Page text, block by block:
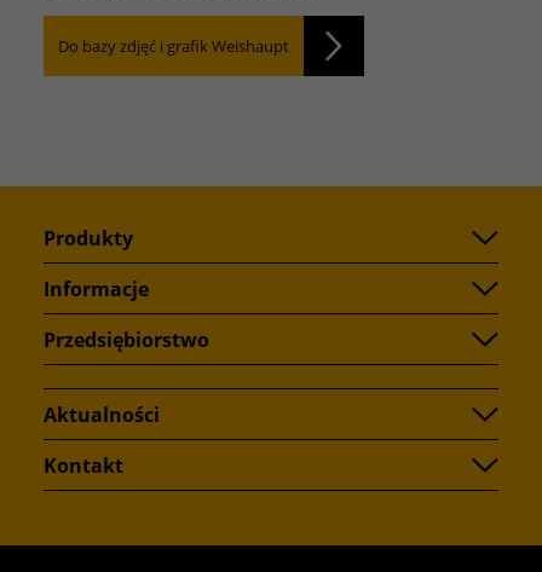
Do bazy zdjęć i grafik Weishaupt
Produkty
Informacje
Przedsiębiorstwo
Aktualności
Kontakt